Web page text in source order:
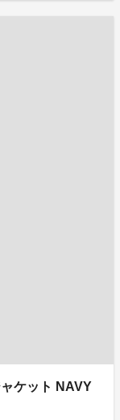
ケット NAVY